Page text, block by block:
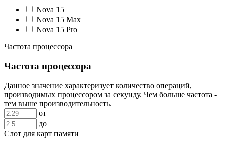
Nova 15
Nova 15 Max
Nova 15 Pro
Частота процессора
Частота процессора
Данное значение характеризует количество операций,
производимых процессором за секунду. Чем больше частота -
тем выше производительность.
от
до
Слот для карт памяти